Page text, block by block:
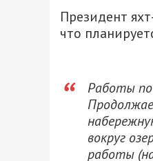
Президент
что
Работы по
вокруг
работы